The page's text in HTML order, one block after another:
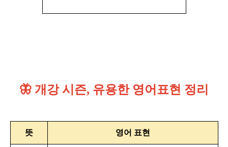
🦋 개강 시즌, 유용한 영어표현 정리
뜻 영어 표현